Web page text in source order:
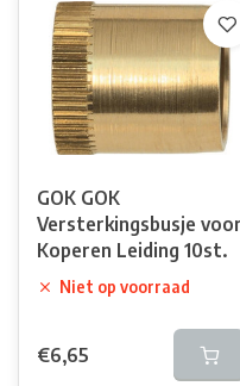
GOK GOK
Versterkingsbusje voor
Koperen Leiding 10st.
Niet op voorraad
€6,65